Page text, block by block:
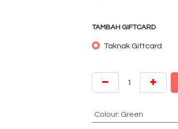
TAMBAH GIFTCARD
Taknak Giftcard
Colour: Green